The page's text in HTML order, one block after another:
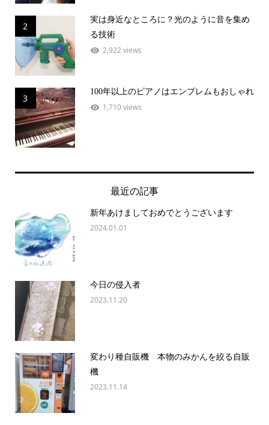
2
実は身近なところに？光のように音を集め
る技術
2,922 views
3
100年以上のピアノはエンブレムもおしゃれ
1,710 views
最近の記事
新年あけましておめでとうございます
2024.01.01
今日の侵入者
2023.11.20
変わり種自販機 本物のみかんを絞る自販
機
2023.11.14